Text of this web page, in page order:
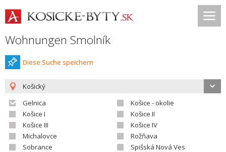
Wohnungen Smolník
Diese Suche speichern
Košický
Gelnica
Košice - okolie
Košice I
Košice II
Košice III
Košice IV
Michalovce
Rožňava
Sobrance
Spišská Nová Ves